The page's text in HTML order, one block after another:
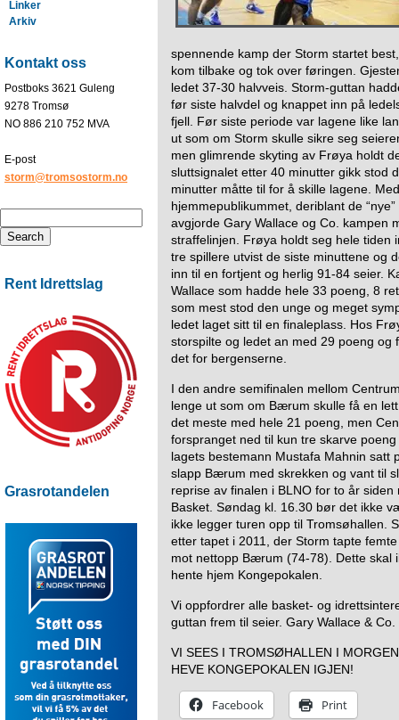
Linker
Arkiv
Kontakt oss
Postboks 3621 Guleng
9278 Tromsø
NO 886 210 752 MVA
E-post
storm@tromsostorm.no
Rent Idrettslag
Grasrotandelen
spennende kamp der Storm startet
kom tilbake og tok over føringen.
ledet 37-30 halvveis. Storm-guttan
før siste halvdel og knappet inn på
fjell. Før siste periode var lagene like
ut som om Storm skulle sikre seg
men glimrende skyting av Frøya holdt
sluttsignalet etter 40 minutter gikk stod
minutter måtte til for å skille lagene.
hjemmepublikummet, deriblant de
avgjorde Gary Wallace og Co. kampen
straffelinjen. Frøya holdt seg hele tiden
tre spillere utvist de siste minuttene og
inn til en fortjent og herlig 91-84 seier.
Wallace som hadde hele 33 poeng, 8
som mest stod den unge og meget
ledet laget sitt til en finaleplass. Hos
storspilte og ledet an med 29 poeng og
det for bergenserne.
I den andre semifinalen mellom
lenge ut som om Bærum skulle få en
det meste med hele 21 poeng, men
forspranget ned til kun tre skarve
lagets bestemann Mustafa Mahnin satt
slapp Bærum med skrekken og vant til
reprise av finalen i BLNO for to år
Basket. Søndag kl. 16.30 bør det ikke
ikke legger turen opp til Tromsøhallen.
etter tapet i 2011, der Storm tapte
mot nettopp Bærum (74-78). Dette skal
hente hjem Kongepokalen.
Vi oppfordrer alle basket- og
guttan frem til seier. Gary Wallace &
VI SEES I TROMSØHALLEN I
HEVE KONGEPOKALEN IGJEN!
Facebook Print